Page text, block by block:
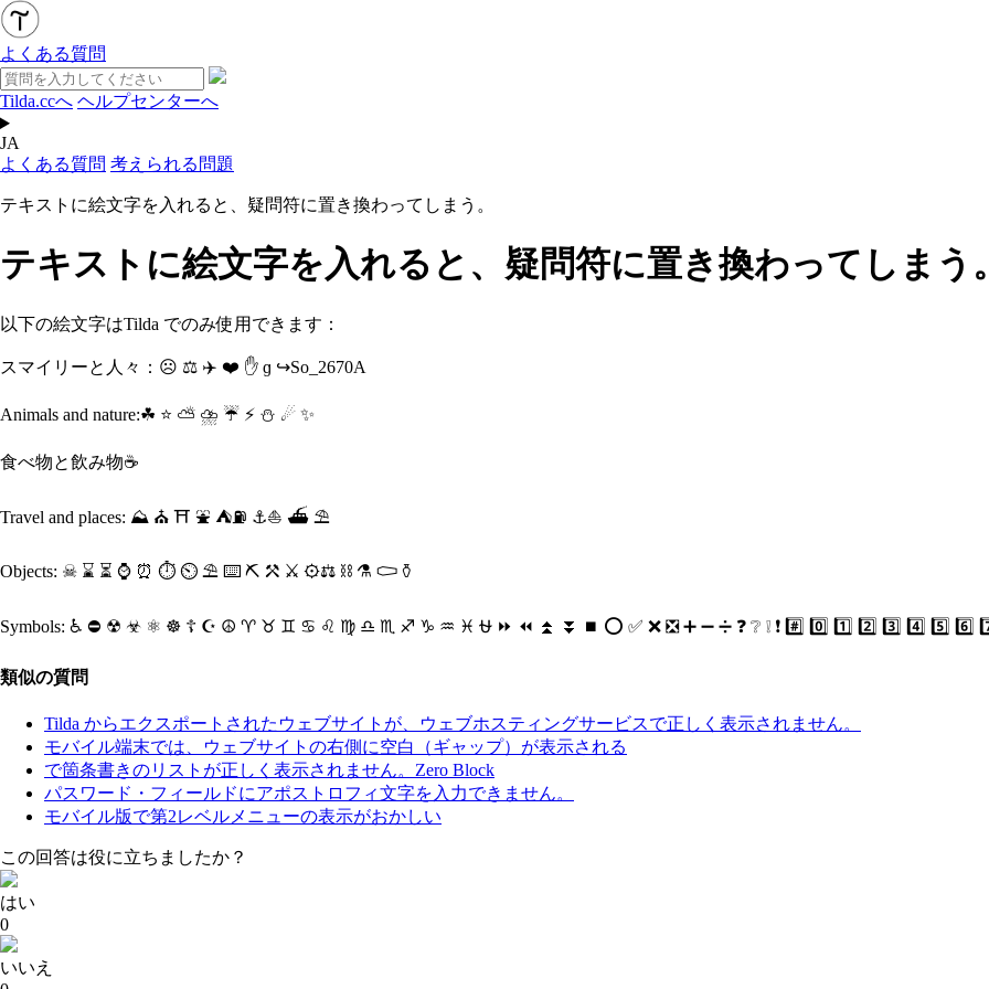
よくある質問
Tilda.ccへ ヘルプセンターへ
JA
よくある質問 考えられる問題
テキストに絵文字を入れると、疑問符に置き換わってしまう。
テキストに絵文字を入れると、疑問符に置き換わってしまう。
以下の絵文字はTilda でのみ使用できます：
スマイリーと人々： ☹ ⚖️ ✈️ ❤️ ✋ ɡ ↪So_2670A
Animals and nature:☘ ⭐ ⛅ ⛈ ☔ ⚡ ⛄ ☄ ✨
食べ物と飲み物☕
Travel and places: ⛰ ⛪ ⛩ ⛲ ⛺⛽ ⚓⛵ ⛴ ⛱
Objects: ☠ ⌛ ⏳ ⌚ ⏰ ⏱ ⏲ ⛱ ⌨ ⛏ ⚒ ⚔ ⚙⚖ ⛓ ⚗ ⚰ ⚱
Symbols: ♿ ⛔ ☢ ☣ ⚛ ☸ ☦ ☪ ☮ ♈ ♉ ♊ ♋ ♌ ♍ ♎ ♏ ♐ ♑ ♒ ♓ ⛎ ⏩ ⏪ ⏫ ⏬ ⏹ ⭕ ✅ ❌ ❎ ➕ ➖ ➗ ❓ ❔ ❕ ❗ #️⃣ 0️⃣ 1️⃣ 2️⃣ 3️⃣ 4️⃣ 5️⃣
類似の質問
Tilda からエクスポートされたウェブサイトが、ウェブホスティングサービスで正しく表示されません。
モバイル端末では、ウェブサイトの右側に空白（ギャップ）が表示される
で箇条書きのリストが正しく表示されません。Zero Block
パスワード・フィールドにアポストロフィ文字を入力できません。
モバイル版で第2レベルメニューの表示がおかしい
この回答は役に立ちましたか？
はい
0
いいえ